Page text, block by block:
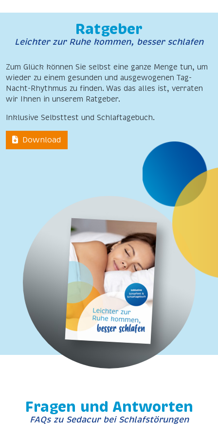
Ratgeber
Leichter zur Ruhe kommen, besser schlafen
Zum Glück können Sie selbst eine ganze Menge tun, um
wieder zu einem gesunden und ausgewogenen Tag-
Nacht-Rhythmus zu finden. Was das alles ist, verraten
wir Ihnen in unserem Ratgeber.
Inklusive Selbsttest und Schlaftagebuch.
Download
Fragen und Antworten
FAQs zu Sedacur bei Schlafstörungen